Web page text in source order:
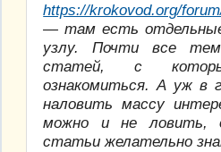
https://krokovod.org/
— там есть
узлу. Почти все
статей, с
ознакомиться. А уж в
наловить массу
можно и не ловить,
статьи желательно